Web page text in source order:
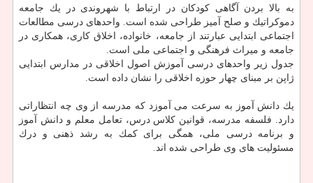
به بالا بردن آگاهی كودكان در ارتباط با شهروندی در یك جامعه
دموكراتیك و صلح آمیز طراحی شده است. واحدهای درسی مطالعات
اجتماعی ابتدایی عبارتند از جامعه، خانواده، اخلاق كاری، همكاری در
جامعه و میراث فرهنگی و اجتماعی ملی است.
جدول زیر واحدهای درسی آموزش اصول اخلاقی در مدارس ابتدایی
ژاپن بر مبنای چهار حوزه اخلاقی را نشان داده است.
یك دانش آموز به سرعت می آموزد كه مدرسه از وی چه انتظاراتی
دارد. فلسفه مدرسه، قوانین كلاس درس، تعامل معلم و دانش آموز
و برنامه درسی ملی، همگی برای كمك به رشد ذهنی و درك
مسئولیت های وی طراحی شده اند.